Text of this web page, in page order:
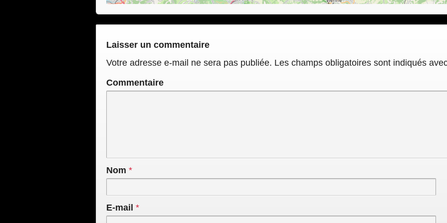
Laisser un commentaire
Votre adresse e-mail ne sera pas publiée. Les champs obligatoires sont indiqués
Commentaire
Nom *
E-mail *